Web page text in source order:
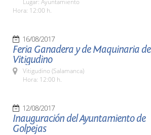
Lugar: Ayuntamiento
Hora: 12:00 h.
16/08/2017
Feria Ganadera y de Maquinaria de
Vitigudino
Vitigudino (Salamanca)
Hora: 12:00 h.
12/08/2017
Inauguración del Ayuntamiento de
Golpejas